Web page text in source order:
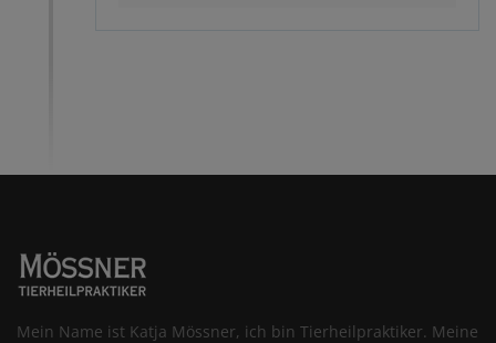
Mein Name ist Katja Mössner, ich bin Tierheilpraktiker. Meine